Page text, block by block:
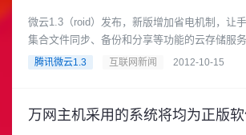
微云1.3（roid）发布，新版增加省电机制，让
集合文件同步、备份和分享等功能的云存储服
电脑中的文件 实......
腾讯微云1.3 互联网新闻 2012-10-15
万网主机采用的系统将均为正版软